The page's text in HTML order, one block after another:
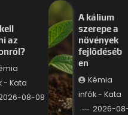
az
- Kata
08-08
A kálium
szerepe a
növények
fejlődéséb
en
Kémia
infók - Kata
2026-